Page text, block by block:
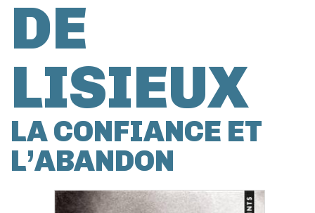
DE
LISIEUX
LA CONFIANCE ET
L’ABANDON